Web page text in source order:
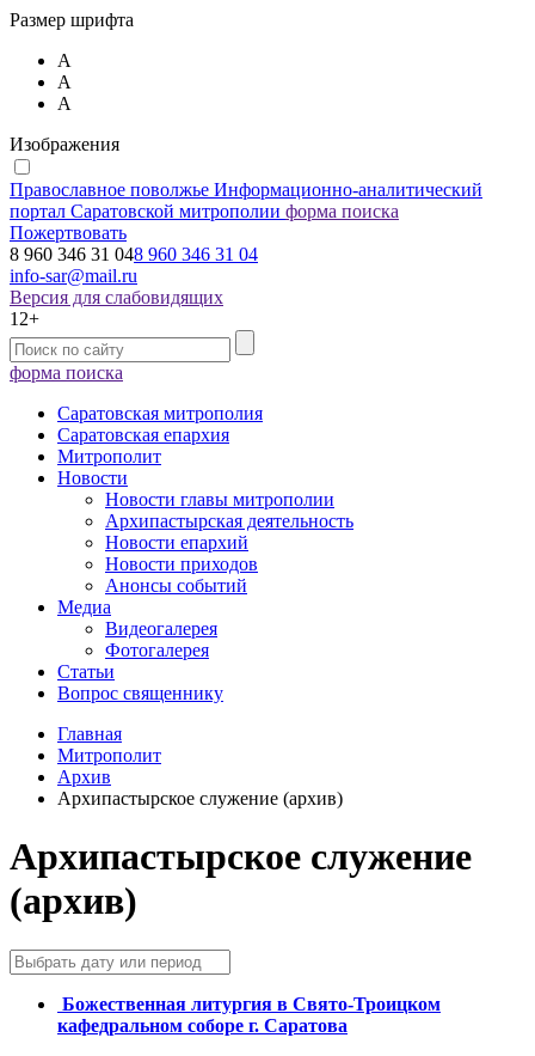
Размер шрифта
А
А
А
Изображения
Православное поволжье Информационно-аналитический
портал Саратовской митрополии форма поиска
Пожертвовать
8 960 346 31 048 960 346 31 04
info-sar@mail.ru
Версия для слабовидящих
12+
форма поиска
Саратовская митрополия
Саратовская епархия
Митрополит
Новости
Новости главы митрополии
Архипастырская деятельность
Новости епархий
Новости приходов
Анонсы событий
Медиа
Видеогалерея
Фотогалерея
Статьи
Вопрос священнику
Главная
Митрополит
Архив
Архипастырское служение (архив)
Архипастырское служение
(архив)
Божественная литургия в Свято-Троицком
кафедральном соборе г. Саратова